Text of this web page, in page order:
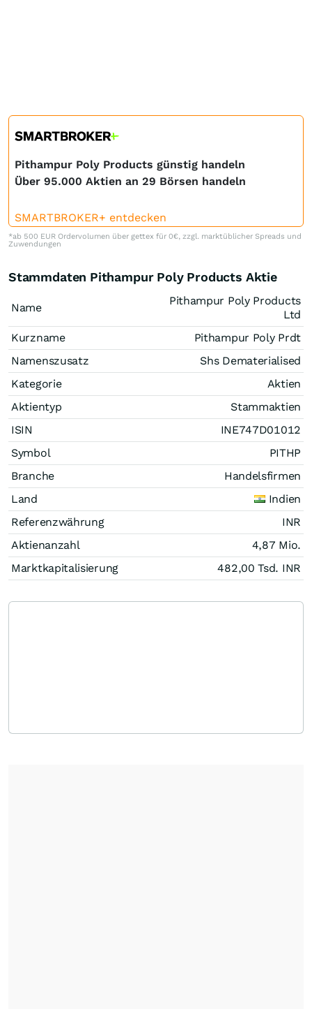
Pithampur Poly Products günstig handeln
Über 95.000 Aktien an 29 Börsen handeln
SMARTBROKER+ entdecken
*ab 500 EUR Ordervolumen über gettex für 0€, zzgl. marktüblicher Spreads und
Zuwendungen
Stammdaten Pithampur Poly Products Aktie
Name
Pithampur Poly Products
Ltd
Kurzname
Pithampur Poly Prdt
Namenszusatz
Shs Dematerialised
Kategorie
Aktien
Aktientyp
Stammaktien
ISIN
INE747D01012
Symbol
PITHP
Branche
Handelsfirmen
Land
Indien
Referenzwährung
INR
Aktienanzahl
4,87 Mio.
Marktkapitalisierung
482,00 Tsd. INR